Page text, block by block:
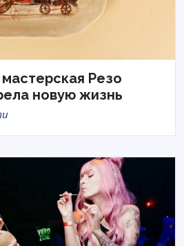
Резо
новую жизнь